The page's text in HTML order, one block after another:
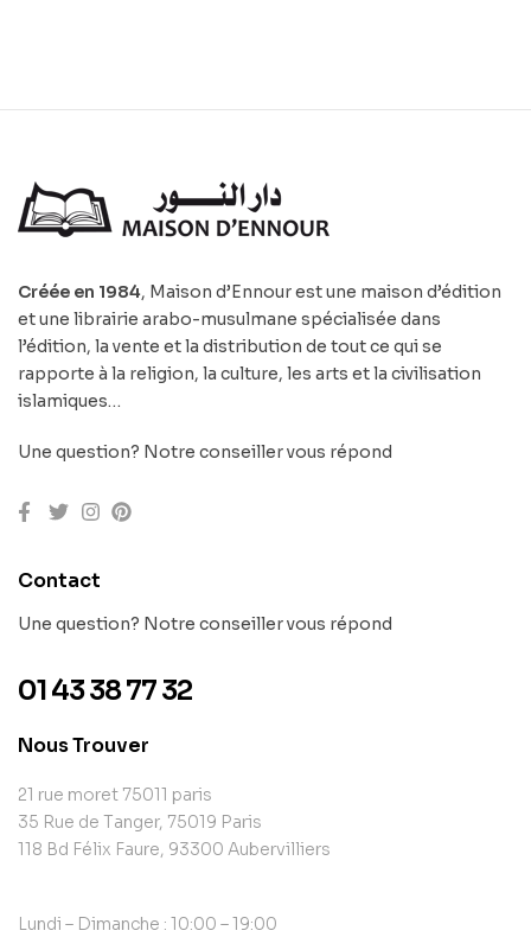
Créée en 1984, Maison d’Ennour est une maison d’édition
et une librairie arabo-musulmane spécialisée dans
l’édition, la vente et la distribution de tout ce qui se
rapporte à la religion, la culture, les arts et la civilisation
islamiques…
Une question? Notre conseiller vous répond
Contact
Une question? Notre conseiller vous répond
01 43 38 77 32
Nous Trouver
21 rue moret 75011 paris
35 Rue de Tanger, 75019 Paris
118 Bd Félix Faure, 93300 Aubervilliers
Lundi – Dimanche : 10:00 – 19:00